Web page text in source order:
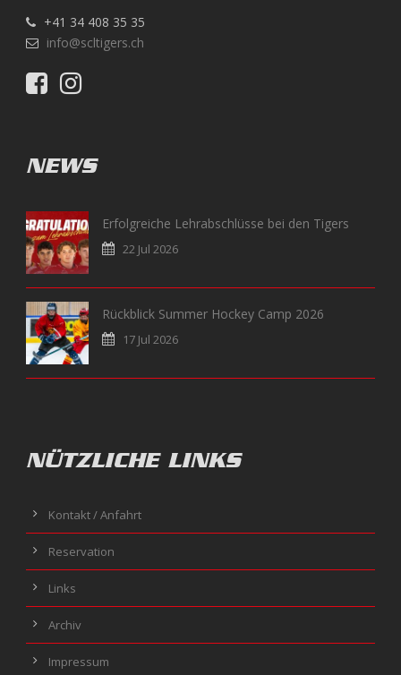
+41 34 408 35 35
info@scltigers.ch
NEWS
Erfolgreiche Lehrabschlüsse bei den Tigers
22 Jul 2026
Rückblick Summer Hockey Camp 2026
17 Jul 2026
NÜTZLICHE LINKS
Kontakt / Anfahrt
Reservation
Links
Archiv
Impressum